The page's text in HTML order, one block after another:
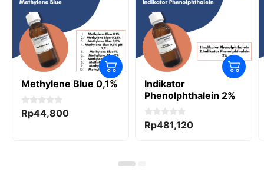
Methylene Blue 0,1%
0
o
Rp44,800
Indikator
Phenolphthalein 2%
0
o
Rp481,120